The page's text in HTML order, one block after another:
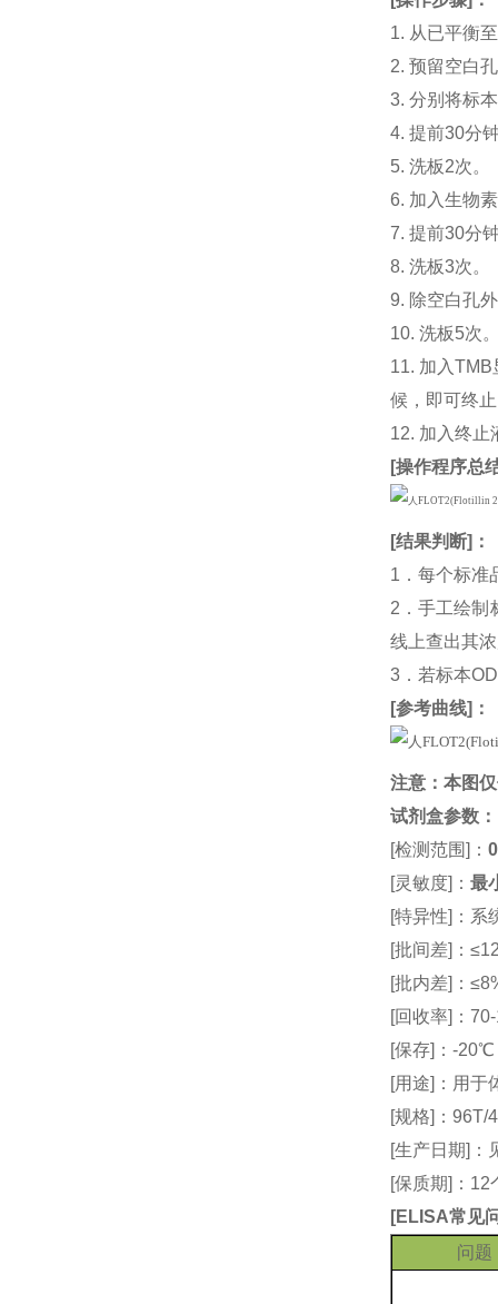
1. 从已平衡
2. 预留空白
3. 分别将标
4. 提前30分
5. 洗板2次。
6. 加入生物
7. 提前30分
8. 洗板3次。
9. 除空白孔
10. 洗板5次
11. 加入
候，即可终
12. 加入终止
[操作程序总
[结果判断]：
1．每个标准
2．手工绘制
线上查出其
3．若标本
[参考曲线]：
注意：本图
试剂盒参数 ：
[检测范围]：
[灵敏度]：最
[特异性]：系
[批间差]：
[批内差]：
[回收率]：
[保存]：-
[用途]：用于
[规格]：96T/
[生产日期]：
[保质期]：
[ELISA常见
问题